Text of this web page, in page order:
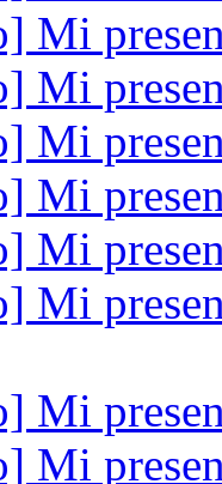
Mi
Mi
Mi
Mi
Mi
Mi
Mi
Mi